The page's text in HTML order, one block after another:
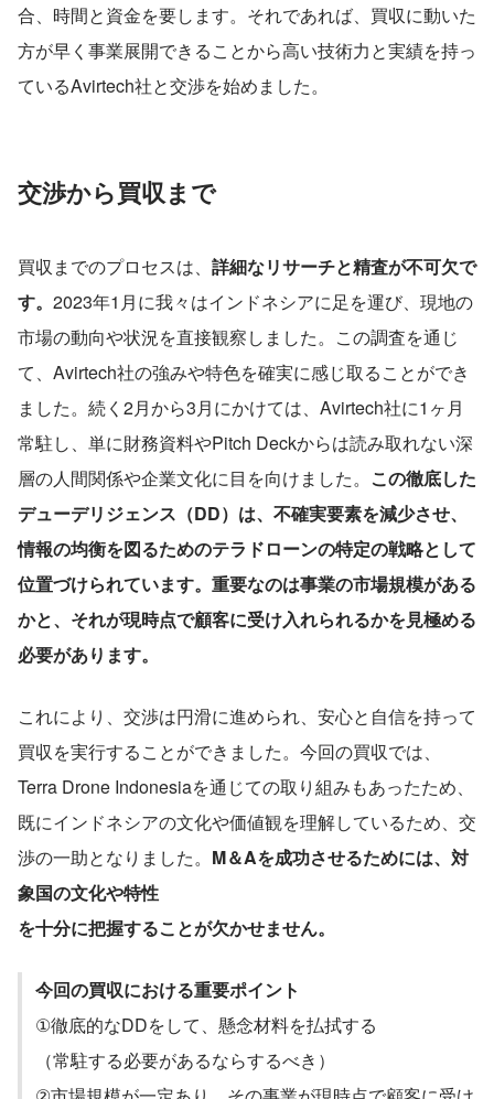
合、時間と資金を要します。それであれば、買収に動いた
方が早く事業展開できることから高い技術力と実績を持っ
ているAvirtech社と交渉を始めました。
交渉から買収まで
買収までのプロセスは、 詳細なリサーチと精査が不可欠で
す。 2023年1月に我々はインドネシアに足を運び、現地の
市場の動向や状況を直接観察しました。この調査を通じ
て、Avirtech社の強みや特色を確実に感じ取ることができ
ました。続く2月から3月にかけては、Avirtech社に1ヶ月
常駐し、単に財務資料やPitch Deckからは読み取れない深
層の人間関係や企業文化に目を向けました。 この徹底した
デューデリジェンス（DD）は、不確実要素を減少させ、
情報の均衡を図るためのテラドローンの特定の戦略として
位置づけられています。重要なのは事業の市場規模がある
かと、それが現時点で顧客に受け入れられるかを見極める
必要があります。
これにより、交渉は円滑に進められ、安心と自信を持って
買収を実行することができました。今回の買収では、
Terra Drone Indonesiaを通じての取り組みもあったため、
既にインドネシアの文化や価値観を理解しているため、交
渉の一助となりました。 M＆Aを成功させるためには、対
象国の文化や特性
を十分に把握することが欠かせません。
今回の買収における重要ポイント
①徹底的なDDをして、懸念材料を払拭する
（常駐する必要があるならするべき）